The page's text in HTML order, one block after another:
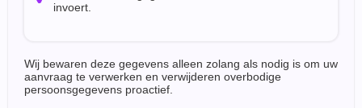
invoert.
Wij bewaren deze gegevens alleen zolang als nodig is om uw
aanvraag te verwerken en verwijderen overbodige
persoonsgegevens proactief.